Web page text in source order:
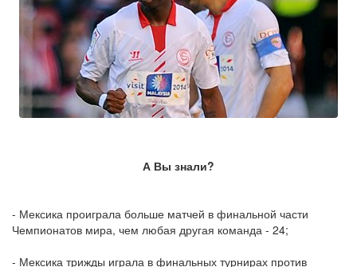
А Вы знали?
- Мексика проиграла больше матчей в финальной части
Чемпионатов мира, чем любая другая команда - 24;
- Мексика трижды играла в финальных турнирах против